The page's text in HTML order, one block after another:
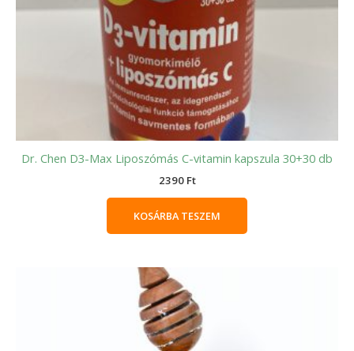
Dr. Chen D3-Max Liposzómás C-vitamin kapszula 30+30 db
2390 Ft
KOSÁRBA TESZEM